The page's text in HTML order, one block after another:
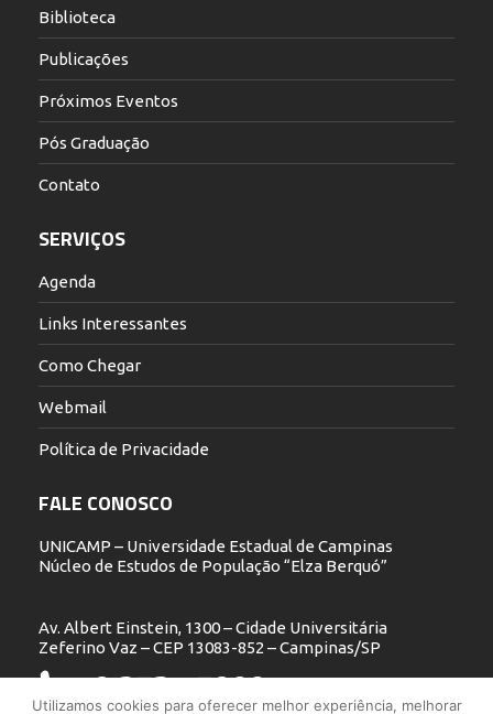
Biblioteca
Publicações
Próximos Eventos
Pós Graduação
Contato
SERVIÇOS
Agenda
Links Interessantes
Como Chegar
Webmail
Política de Privacidade
FALE CONOSCO
UNICAMP – Universidade Estadual de Campinas
Núcleo de Estudos de População “Elza Berquó”
Av. Albert Einstein, 1300 – Cidade Universitária
Zeferino Vaz – CEP 13083-852 – Campinas/SP
19 3521.5900
Utilizamos cookies para oferecer melhor experiência, melhorar